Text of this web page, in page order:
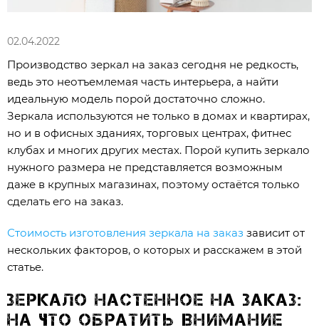
02.04.2022
Производство зеркал на заказ сегодня не редкость,
ведь это неотъемлемая часть интерьера, а найти
идеальную модель порой достаточно сложно.
Зеркала используются не только в домах и квартирах,
но и в офисных зданиях, торговых центрах, фитнес
клубах и многих других местах. Порой купить зеркало
нужного размера не представляется возможным
даже в крупных магазинах, поэтому остаётся только
сделать его на заказ.
Стоимость изготовления зеркала на заказ зависит от
нескольких факторов, о которых и расскажем в этой
статье.
Зеркало настенное на заказ:
на что обратить внимание